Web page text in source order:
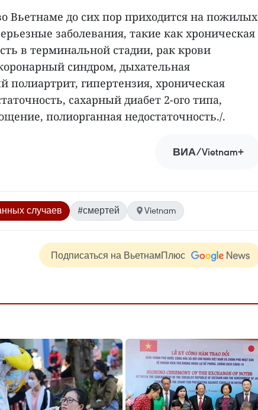
Вьетнаме до сих пор приходится на пожилых
заболевания, такие как хроническая
в терминальной стадии, рак крови
синдром, дыхательная
полиартрит, гипертензия, хроническая
сахарный диабет 2-ого типа,
полиорганная недостаточность./.
ВИА/Vietnam+
случаев #смертей Vietnam
Подписаться на ВьетнамПлюс